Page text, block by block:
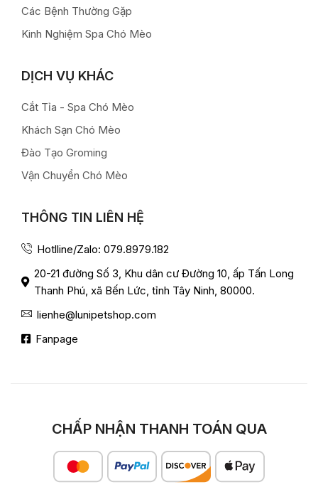
Các Bệnh Thường Gặp
Kinh Nghiệm Spa Chó Mèo
DỊCH VỤ KHÁC
Cắt Tỉa - Spa Chó Mèo
Khách Sạn Chó Mèo
Đào Tạo Groming
Vận Chuyển Chó Mèo
THÔNG TIN LIÊN HỆ
Hotlline/Zalo: 079.8979.182
20-21 đường Số 3, Khu dân cư Đường 10, ấp Tấn Long
Thanh Phú, xã Bến Lức, tỉnh Tây Ninh, 80000.
lienhe@lunipetshop.com
Fanpage
CHẤP NHẬN THANH TOÁN QUA